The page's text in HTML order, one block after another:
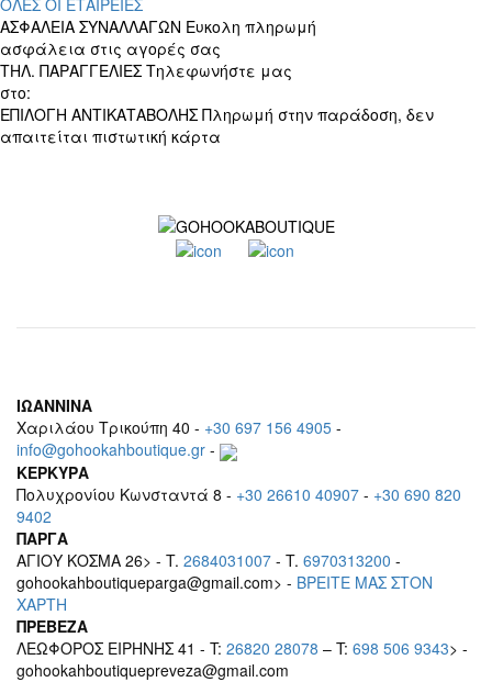
ΑΣΦΑΛΕΙΑ ΣΥΝΑΛΛΑΓΩΝ Ευκολη πληρωμή
ασφάλεια στις αγορές σας
ΤΗΛ. ΠΑΡΑΓΓΕΛΙΕΣ Τηλεφωνήστε μας
στο:
ΕΠΙΛΟΓΗ ΑΝΤΙΚΑΤΑΒΟΛΗΣ Πληρωμή στην παράδοση, δεν
απαιτείται πιστωτική κάρτα
ΙΩΑΝΝΙΝΑ
Χαριλάου Τρικούπη 40 - +30 697 156 4905 -
info@gohookahboutique.gr -
ΚΕΡΚΥΡΑ
Πολυχρονίου Κωνσταντά 8 - +30 26610 40907 - +30 690 820
9402
ΠΑΡΓΑ
ΑΓΙΟΥ ΚΟΣΜΑ 26> - T. 2684031007 - T. 6970313200 -
gohookahboutiqueparga@gmail.com> - BΡEITE MAΣ ΣΤΟΝ
ΧΑΡΤΗ
ΠΡΕΒΕΖΑ
ΛΕΩΦΟΡΟΣ ΕΙΡΗΝΗΣ 41 - T: 26820 28078 – T: 698 506 9343> -
gohookahboutiquepreveza@gmail.com